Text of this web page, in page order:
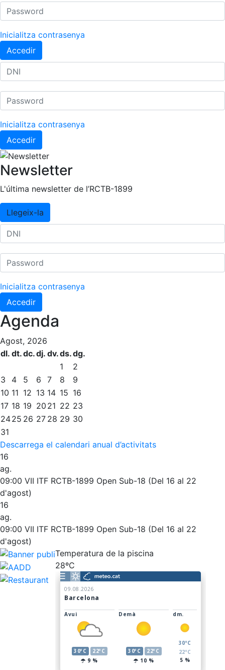
Inicialitza contrasenya
Accedir
Inicialitza contrasenya
Accedir
Newsletter
L'última newsletter de l’RCTB-1899
Llegeix-la
Inicialitza contrasenya
Accedir
Agenda
Agost, 2026
dl. dt.dc.dj. dv.ds.dg.
1
2
3
4 5 6 7 8
9
10 11 12 13 14 15 16
17 18 19 20 21 22 23
2425 26 27 28 29 30
31
Descarrega el calendari anual d’activitats
16
ag.
09:00 VII ITF RCTB-1899 Open Sub-18 (Del 16 al 22
d'agost)
16
ag.
09:00 VII ITF RCTB-1899 Open Sub-18 (Del 16 al 22
d'agost)
Temperatura de la piscina
28ºC